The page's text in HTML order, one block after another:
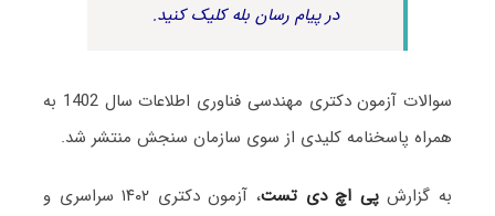
در پیام رسان بله کلیک کنید.
سوالات آزمون دکتری مهندسی فناوری اطلاعات سال 1402 به
همراه پاسخنامه کلیدی از سوی سازمان سنجش منتشر شد.
به گزارشپی اچ دی تست
، آزمون دکتری ۱۴۰۲ سراسری و